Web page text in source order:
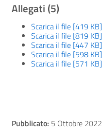
Allegati (5)
Scarica il file [419 KB]
Scarica il file [819 KB]
Scarica il file [447 KB]
Scarica il file [598 KB]
Scarica il file [571 KB]
Pubblicato: 5 Ottobre 2022